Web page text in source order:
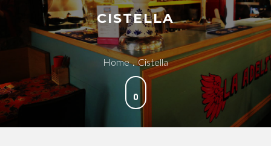
CISTELLA
Home Cistella